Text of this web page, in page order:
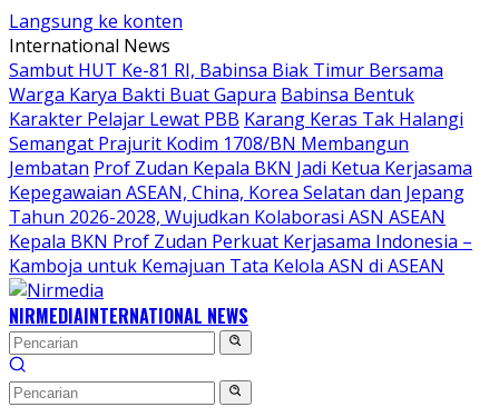
Langsung ke konten
International News
Sambut HUT Ke-81 RI, Babinsa Biak Timur Bersama
Warga Karya Bakti Buat Gapura Babinsa Bentuk
Karakter Pelajar Lewat PBB Karang Keras Tak Halangi
Semangat Prajurit Kodim 1708/BN Membangun
Jembatan Prof Zudan Kepala BKN Jadi Ketua Kerjasama
Kepegawaian ASEAN, China, Korea Selatan dan Jepang
Tahun 2026-2028, Wujudkan Kolaborasi ASN ASEAN
Kepala BKN Prof Zudan Perkuat Kerjasama Indonesia –
Kamboja untuk Kemajuan Tata Kelola ASN di ASEAN
NIRMEDIAINTERNATIONAL NEWS